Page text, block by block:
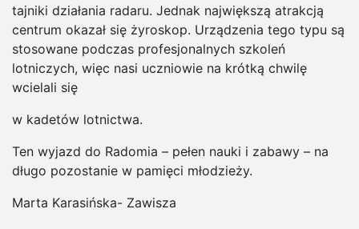
tajniki działania radaru. Jednak największą atrakcją
centrum okazał się żyroskop. Urządzenia tego typu są
stosowane podczas profesjonalnych szkoleń
lotniczych, więc nasi uczniowie na krótką chwilę
wcielali się
w kadetów lotnictwa.
Ten wyjazd do Radomia – pełen nauki i zabawy – na
długo pozostanie w pamięci młodzieży.
Marta Karasińska- Zawisza